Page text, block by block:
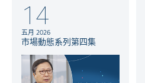
14
五月 2026
市場動態系列第四集